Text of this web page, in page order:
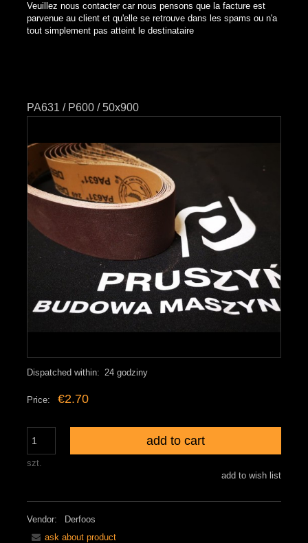
Veuillez nous contacter car nous pensons que la facture est
parvenue au client et qu'elle se retrouve dans les spams ou n'a
tout simplement pas atteint le destinataire
PA631 / P600 / 50x900
Dispatched within: 24 godziny
Price: €2.70
szt.
add to cart
add to wish list
Vendor:
Derfoos
ask about product